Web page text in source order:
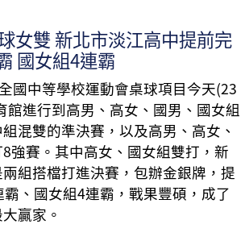
女雙 新北市淡江高中提前完
國女組4連霸
國中等學校運動會桌球項目今天(23
館進行到高男、高女、國男、國女組
混雙的準決賽，以及高男、高女、
強賽。其中高女、國女組雙打，新
組搭檔打進決賽，包辦金銀牌，提
、國女組4連霸，戰果豐碩，成了
贏家。